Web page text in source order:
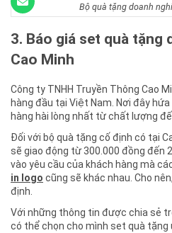
Bộ quà tặng doanh
3. Báo giá set quà tặng
Cao Minh
Công ty TNHH Truyền Thông Cao
hàng đầu tại Việt Nam. Nơi đây
hàng hài lòng nhất từ chất lượng
Đối với bộ quà tặng cố định có tại
sẽ giao động từ 300.000 đồng đến
vào yêu cầu của khách hàng mà
in logo cũng sẽ khác nhau. Cho
định.
Với những thông tin được chia sẻ
có thể chọn cho mình set quà tặng